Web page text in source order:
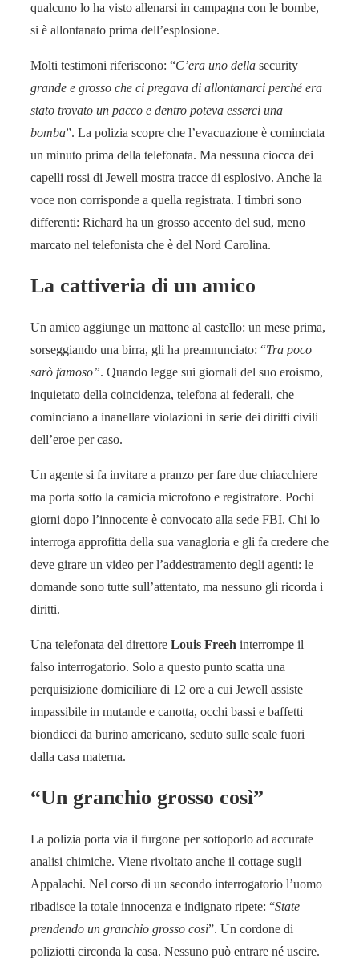
qualcuno lo ha visto allenarsi in campagna con le bombe,
si è allonta­nato prima dell’esplosione.
Molti testi­moni riferiscono: “C’era uno della security
grande e gros­so che ci pregava di allontanarci perché era
stato trovato un pac­co e dentro poteva esserci una
bomba”. La polizia scopre che l’evacuazione è cominciata
un minuto prima della telefonata. Ma nessuna ciocca dei
capelli rossi di Jewell mostra tracce di esplosivo. Anche la
voce non corrisponde a quella registrata. I timbri sono
differenti: Richard ha un grosso accento del sud, meno
marcato nel telefonista che è del Nord Carolina.
La cattiveria di un amico
Un amico aggiunge un mattone al castello: un mese prima,
sorseggiando una birra, gli ha preannunciato: “Tra poco
sarò famoso”. Quando legge sui giornali del suo eroismo,
inquietato della coincidenza, telefona ai federali, che
cominciano a inanellare violazioni in serie dei diritti civili
dell’eroe per caso.
Un agente si fa invitare a pranzo per fare due chiacchiere
ma porta sotto la camicia mi­crofono e registratore. Pochi
giorni dopo l’innocente è convocato alla sede FBI. Chi lo
interroga approfitta della sua vanagloria e gli fa credere che
deve gi­rare un video per l’adde­stramento degli agenti: le
domande sono tutte sull’attentato, ma nessuno gli ricorda i
diritti.
Una telefo­nata del direttore Louis Freeh interrompe il
falso inter­rogatorio. Solo a questo punto scatta una
perquisizione domiciliare di 12 ore a cui Jewell assiste
impassibile in mutande e canotta, occhi bassi e baffetti
biondicci da bu­rino americano, seduto sulle scale fuori
dalla casa materna.
“Un granchio grosso così”
La polizia porta via il furgone per sottoporlo ad accurate
analisi chimiche. Viene rivoltato anche il cottage sugli
Appalachi. Nel corso di un secondo interrogatorio l’uomo
ribadisce la totale innocenza e indignato ripete: “State
prendendo un granchio grosso così”. Un cordone di
poliziotti circon­da la casa. Nessuno può entrare né uscire.